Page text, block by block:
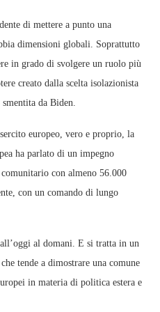
di mettere a punto una
dimensioni globali. Soprattutto
in grado di svolgere un ruolo più
creato dalla scelta isolazionista
da Biden.
europeo, vero e proprio, la
ha parlato di un impegno
con almeno 56.000
con un comando di lungo
al domani. E si tratta in un
tende a dimostrare una comune
in materia di politica estera e